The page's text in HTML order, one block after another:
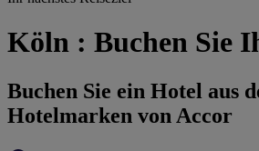
Köln : Buchen Sie
Buchen Sie ein Hotel aus
Hotelmarken von Accor